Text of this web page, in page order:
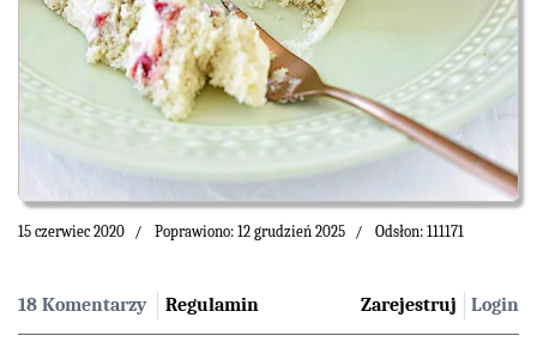
15 czerwiec 2020 Poprawiono: 12 grudzień 2025 Odsłon: 111171
18 Komentarzy Regulamin Login
Zarejestruj